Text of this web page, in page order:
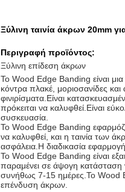
Ξύλινη ταινία άκρων 20mm
Περιγραφή προϊόντος:
Ξύλινη επίδεση άκρων
Το Wood Edge Banding είναι
κόντρα πλακέ, μοριοσανίδες
φινιρίσματα.Είναι
πρόκειται να καλυφθεί.Είναι
συσκευασία.
Το Wood Edge Banding
να καλυφθεί, και η ταινία των
ασφάλεια.Η διαδικασία
Το Wood Edge Banding είναι
παραμένει σε άψογη κατάσταση
συνήθως 7-15 ημέρες.Το Wood
επένδυση άκρων.